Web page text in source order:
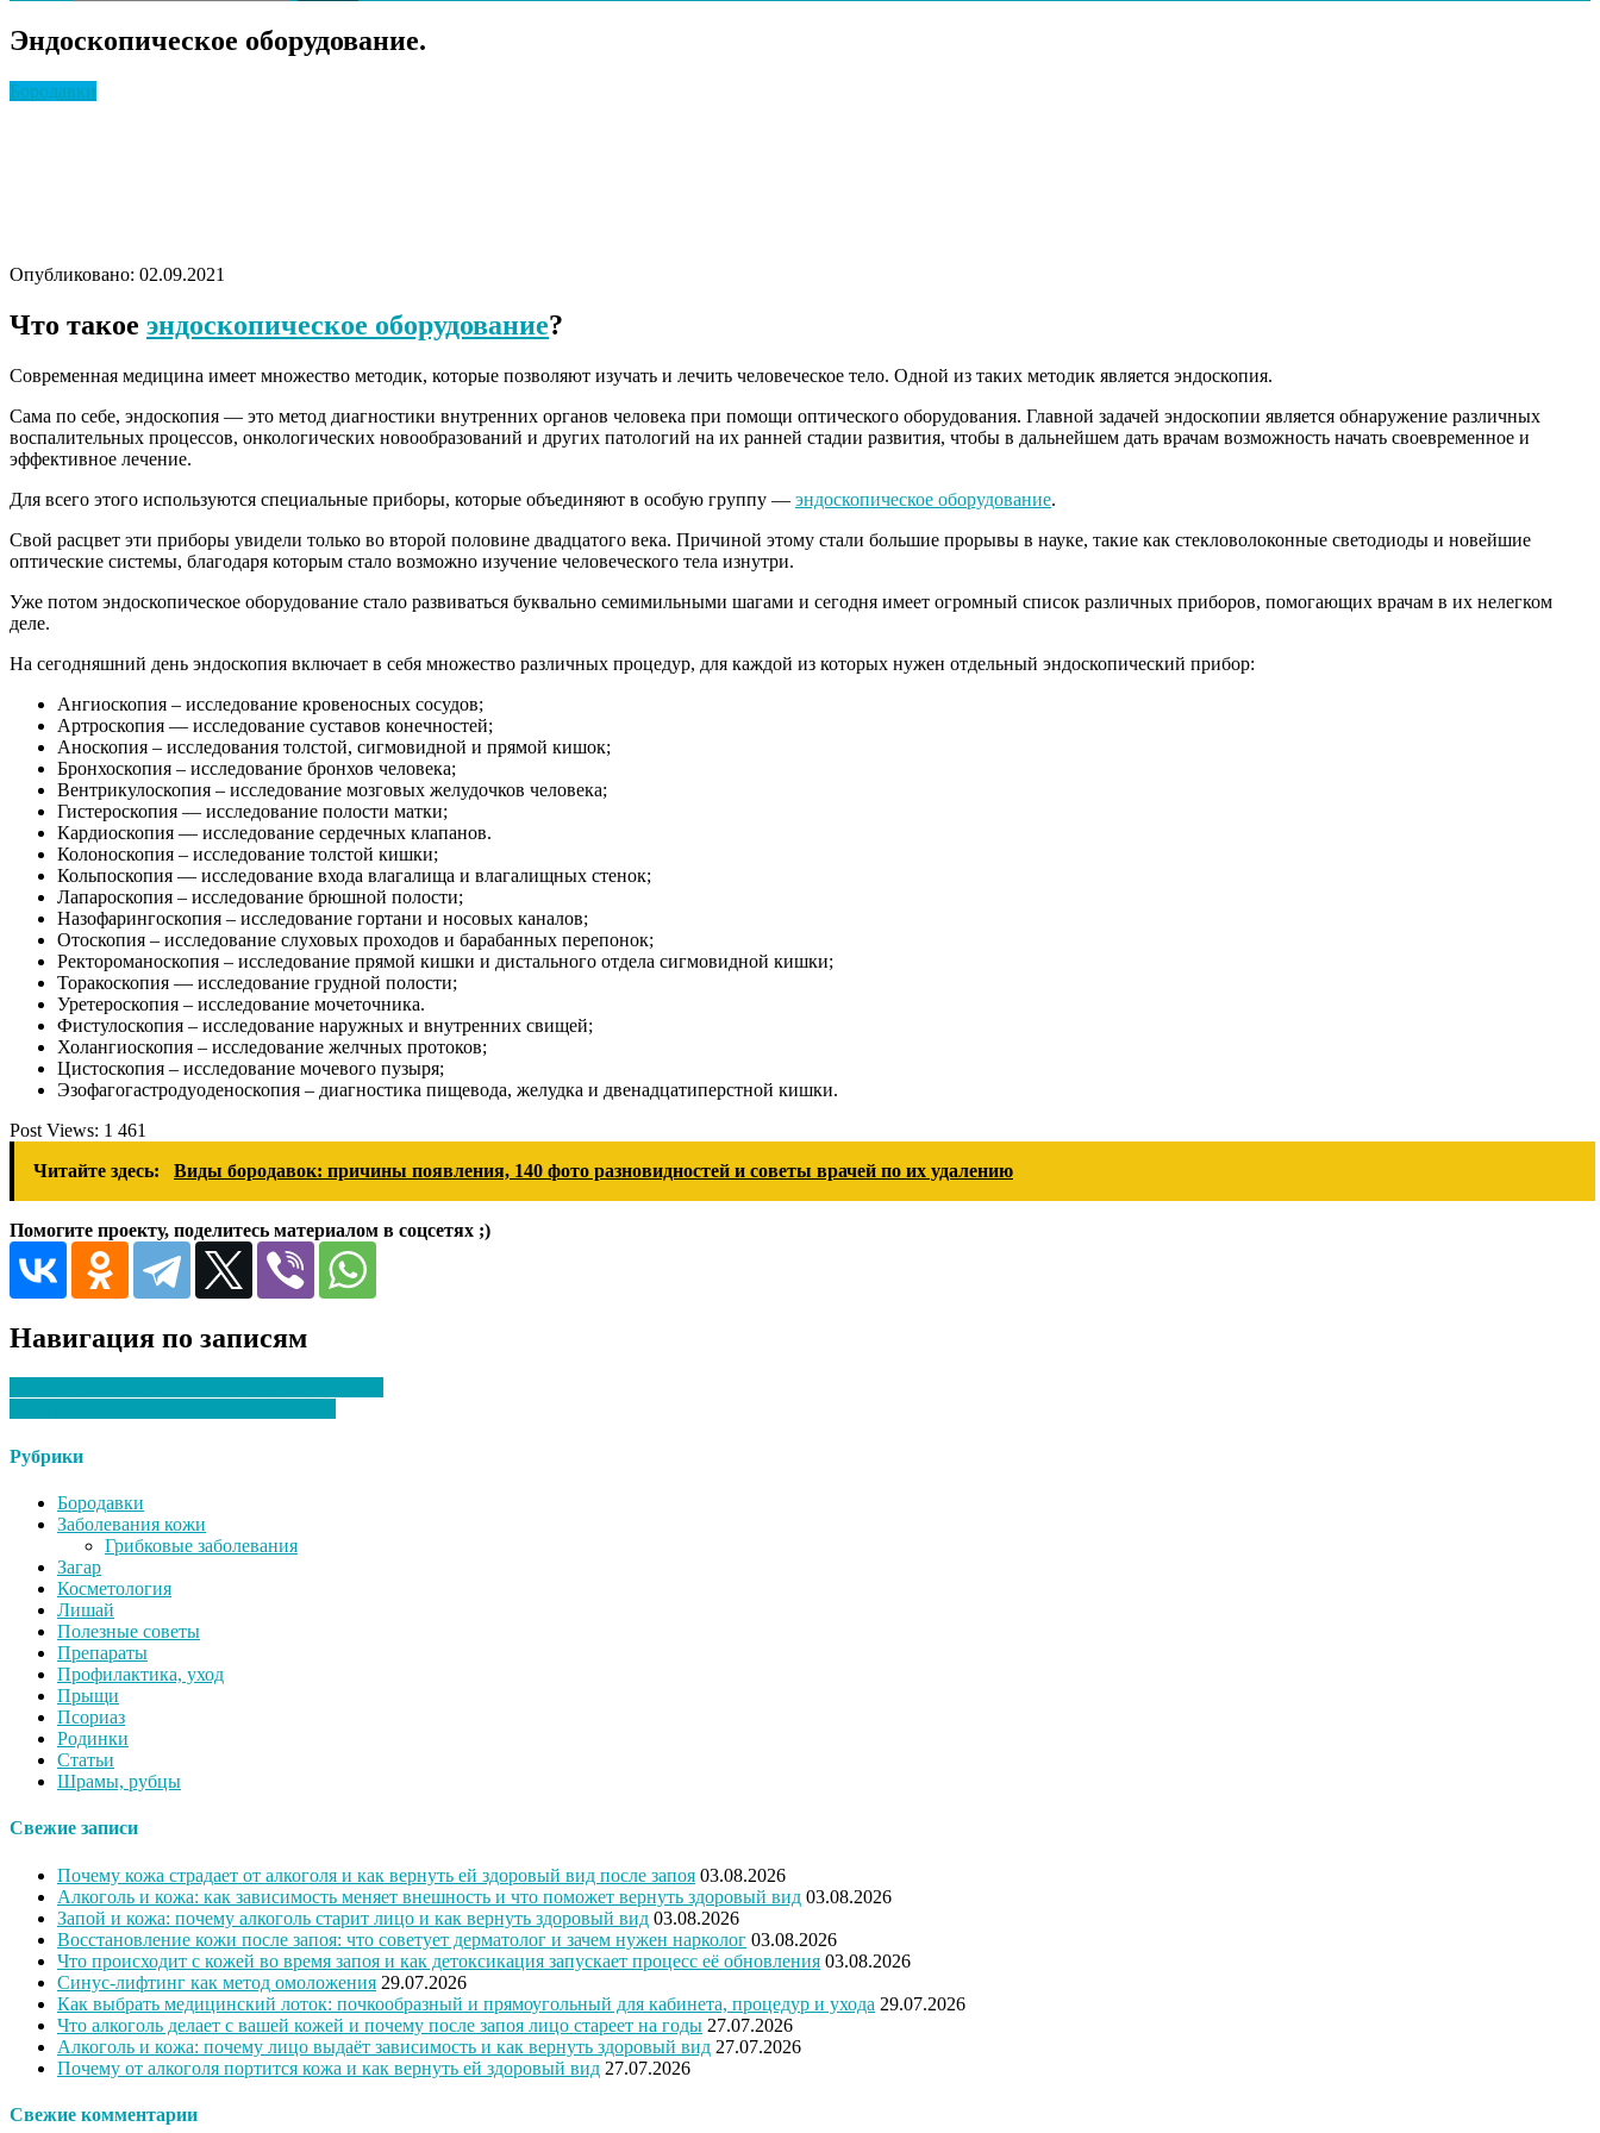
Эндоскопическое оборудование.
Бородавки
Опубликовано: 02.09.2021
Что такое эндоскопическое оборудование?
Современная медицина имеет множество методик, которые позволяют изучать и лечить человеческое тело. Одной из таких методик является эндоскопия.
Сама по себе, эндоскопия — это метод диагностики внутренних органов человека при помощи оптического оборудования. Главной задачей эндоскопии является обнаружение различных
воспалительных процессов, онкологических новообразований и других патологий на их ранней стадии развития, чтобы в дальнейшем дать врачам возможность начать своевременное и
эффективное лечение.
Для всего этого используются специальные приборы, которые объединяют в особую группу — эндоскопическое оборудование.
Свой расцвет эти приборы увидели только во второй половине двадцатого века. Причиной этому стали большие прорывы в науке, такие как стекловолоконные светодиоды и новейшие
оптические системы, благодаря которым стало возможно изучение человеческого тела изнутри.
Уже потом эндоскопическое оборудование стало развиваться буквально семимильными шагами и сегодня имеет огромный список различных приборов, помогающих врачам в их нелегком
деле.
На сегодняшний день эндоскопия включает в себя множество различных процедур, для каждой из которых нужен отдельный эндоскопический прибор:
Ангиоскопия – исследование кровеносных сосудов;
Артроскопия — исследование суставов конечностей;
Аноскопия – исследования толстой, сигмовидной и прямой кишок;
Бронхоскопия – исследование бронхов человека;
Вентрикулоскопия – исследование мозговых желудочков человека;
Гистероскопия — исследование полости матки;
Кардиоскопия — исследование сердечных клапанов.
Колоноскопия – исследование толстой кишки;
Кольпоскопия — исследование входа влагалища и влагалищных стенок;
Лапароскопия – исследование брюшной полости;
Назофарингоскопия – исследование гортани и носовых каналов;
Отоскопия – исследование слуховых проходов и барабанных перепонок;
Ректороманоскопия – исследование прямой кишки и дистального отдела сигмовидной кишки;
Торакоскопия — исследование грудной полости;
Уретероскопия – исследование мочеточника.
Фистулоскопия – исследование наружных и внутренних свищей;
Холангиоскопия – исследование желчных протоков;
Цистоскопия – исследование мочевого пузыря;
Эзофагогастродуоденоскопия – диагностика пищевода, желудка и двенадцатиперстной кишки.
Post Views: 1 461
Читайте здесь:
Виды бородавок: причины появления, 140 фото разновидностей и советы врачей по их удалению
Помогите проекту, поделитесь материалом в соцсетях ;)
Навигация по записям
Рубрики
Бородавки
Заболевания кожи
Грибковые заболевания
Загар
Косметология
Лишай
Полезные советы
Препараты
Профилактика, уход
Прыщи
Псориаз
Родинки
Статьи
Шрамы, рубцы
Свежие записи
Почему кожа страдает от алкоголя и как вернуть ей здоровый вид после запоя 03.08.2026
Алкоголь и кожа: как зависимость меняет внешность и что поможет вернуть здоровый вид 03.08.2026
Запой и кожа: почему алкоголь старит лицо и как вернуть здоровый вид 03.08.2026
Восстановление кожи после запоя: что советует дерматолог и зачем нужен нарколог 03.08.2026
Что происходит с кожей во время запоя и как детоксикация запускает процесс её обновления 03.08.2026
Синус-лифтинг как метод омоложения 29.07.2026
Как выбрать медицинский лоток: почкообразный и прямоугольный для кабинета, процедур и ухода 29.07.2026
Что алкоголь делает с вашей кожей и почему после запоя лицо стареет на годы 27.07.2026
Алкоголь и кожа: почему лицо выдаёт зависимость и как вернуть здоровый вид 27.07.2026
Почему от алкоголя портится кожа и как вернуть ей здоровый вид 27.07.2026
Свежие комментарии